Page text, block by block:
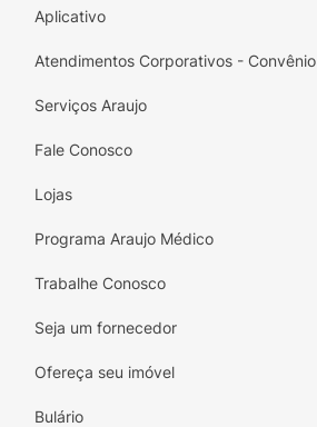
Aplicativo
Atendimentos Corporativos - Convênio
Serviços Araujo
Fale Conosco
Lojas
Programa Araujo Médico
Trabalhe Conosco
Seja um fornecedor
Ofereça seu imóvel
Bulário